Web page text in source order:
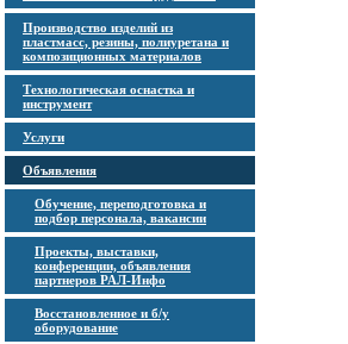
Производство изделий из
пластмасс, резины, полиуретана и
композиционных материалов
Технологическая оснастка и
инструмент
Услуги
Объявления
Обучение, переподготовка и
подбор персонала, вакансии
Проекты, выставки,
конференции, объявления
партнеров РАЛ-Инфо
Восстановленное и б/у
оборудование